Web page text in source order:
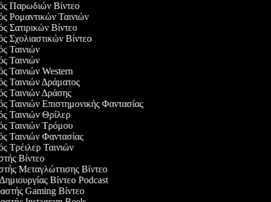
Παρωδιών Βίντεο
Ρομαντικών Ταινιών
Σατιρικών Βίντεο
Σχολιαστικών Βίντεο
Ταινιών
Ταινιών
Ταινιών Western
Ταινιών Δράματος
Ταινιών Δράσης
Ταινιών Επιστημονικής Φαντασίας
Ταινιών Θρίλερ
Ταινιών Τρόμου
Ταινιών Φαντασίας
Τρέιλερ Ταινιών
Βίντεο
Μεταγλώττισης Βίντεο
Δημιουργίας Βίντεο Podcast
Gaming Βίντεο